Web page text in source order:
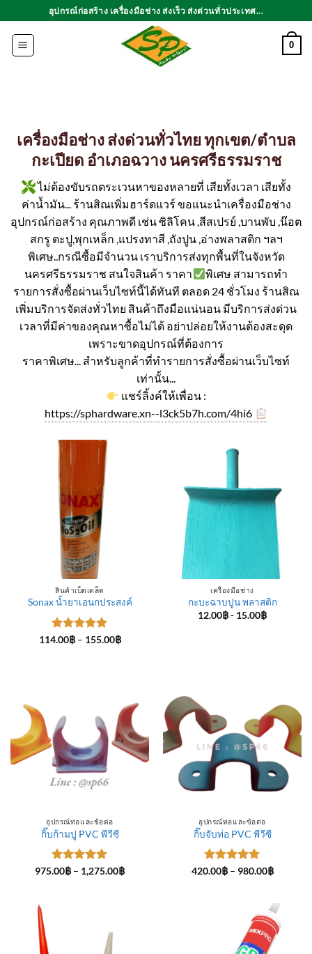
ไป
เนื้อหา
อุปกรณ์ก่อสร้าง เครื่องมือช่าง ส่งเร็ว ส่งด่วนทั่วประเทศ...
0
เครื่องมือช่าง ส่งด่วนทั่วไทย ทุกเขต/ตำบล
กะเปียด อำเภอฉวาง นครศรีธรรมราช
ไม่ต้องขับรถตระเวนหาของหลายที่ เสียทั้งเวลา เสียทั้ง
ค่าน้ำมัน... ร้านสิณเพิ่มฮาร์ดแวร์ ขอแนะนำเครื่องมือช่าง
อุปกรณ์ก่อสร้าง คุณภาพดี เช่น ซิลิโคน ,สีสเปรย์ ,บานพับ ,น๊อต
สกรู ตะปู,พุกเหล็ก ,แปรงทาสี ,ถังปูน ,อ่างพลาสติก ฯลฯ
พิเศษ..กรณีซื้อมีจำนวน เราบริการส่งทุกพื้นที่ในจังหวัด
นครศรีธรรมราช สนใจสินค้า ราคา
พิเศษ สามารถทำ
รายการสั่งซื้อผ่านเว็บไซท์นี้ได้ทันที ตลอด 24 ชั่วโมง ร้านสิณ
เพิ่มบริการจัดส่งทั่วไทย สินค้าถึงมือแน่นอน มีบริการส่งด่วน
เวลาที่มีค่าของคุณหาซื้อไม่ได้ อย่าปล่อยให้งานต้องสะดุด
เพราะขาดอุปกรณ์ที่ต้องการ
ราคาพิเศษ... สำหรับลูกค้าที่ทำรายการสั่งซื้อผ่านเว็บไซท์
เท่านั้น...
แชร์ลิ้งค์ให้เพื่อน :
https://sphardware.xn--l3ck5b7h.com/4hi6
สินค้าเบ็ดเตล็ด
Sonax น้ำยาเอนกประสงค์
ให้คะแนน
114.00฿ – 155.00฿Price
เครื่องมือช่าง
กะบะฉาบปูน พลาสติก
12.00฿- 15.00฿
อุปกรณ์ท่อและข้อต่อ
กิ๊บก้ามปู PVC พีวีซี
ให้คะแนน
975.00฿ – 1,275.00฿Price
อุปกรณ์ท่อและข้อต่อ
กิ๊บจับท่อ PVC พีวีซี
ให้คะแนน
420.00฿ – 980.00฿Price
980.00฿